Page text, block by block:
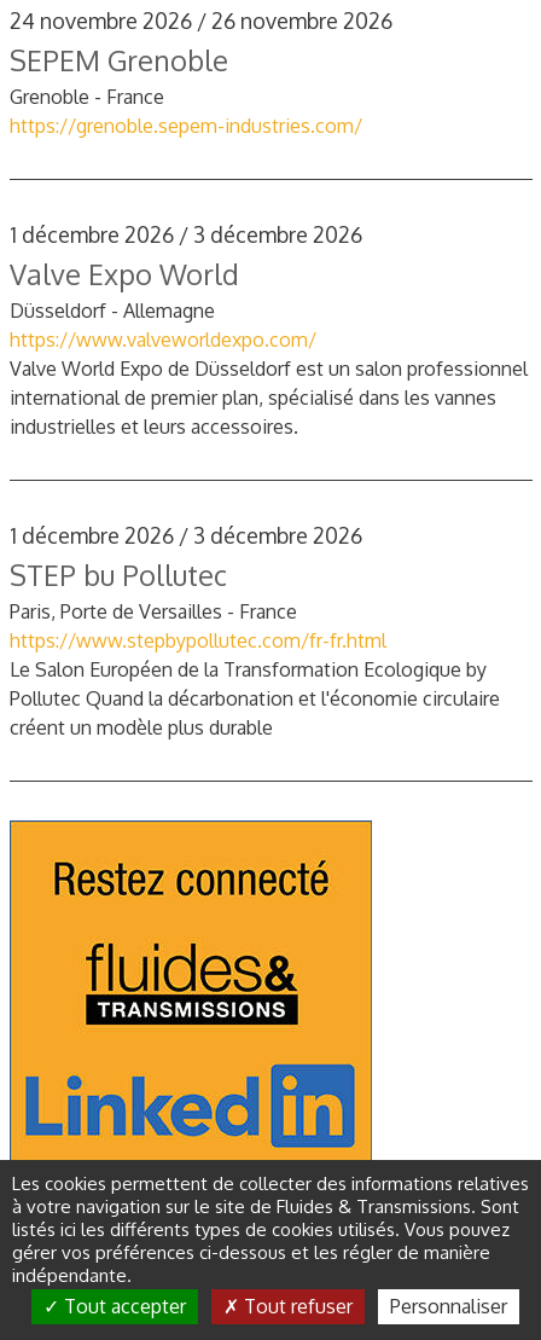
24 novembre 2026 / 26 novembre 2026
SEPEM Grenoble
Grenoble - France
https://grenoble.sepem-industries.com/
1 décembre 2026 / 3 décembre 2026
Valve Expo World
Düsseldorf - Allemagne
https://www.valveworldexpo.com/
Valve World Expo de Düsseldorf est un salon professionnel
international de premier plan, spécialisé dans les vannes
industrielles et leurs accessoires.
1 décembre 2026 / 3 décembre 2026
STEP bu Pollutec
Paris, Porte de Versailles - France
https://www.stepbypollutec.com/fr-fr.html
Le Salon Européen de la Transformation Ecologique by
Pollutec Quand la décarbonation et l'économie circulaire
créent un modèle plus durable
Les cookies permettent de collecter des informations relatives
à votre navigation sur le site de Fluides & Transmissions. Sont
listés ici les différents types de cookies utilisés. Vous pouvez
gérer vos préférences ci-dessous et les régler de manière
indépendante.
Tout accepter Tout refuser Personnaliser